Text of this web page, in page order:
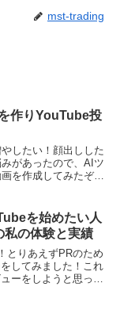
mst-trading
作りYouTube投
したい！顔出しした
があったので、AIツ
を作成してみたぞ✨
らのアカウントにア
を始めたい人
私の体験と実績
とりあえずPRのため
してみました！これ
ーをしようと思って